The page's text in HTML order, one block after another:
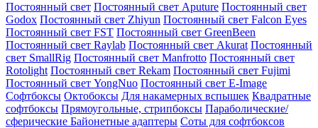
Постоянный свет Постоянный свет Aputure Постоянный свет
Godox Постоянный свет Zhiyun Постоянный свет Falcon Eyes
Постоянный свет FST Постоянный свет GreenBeen
Постоянный свет Raylab Постоянный свет Akurat Постоянный
свет SmallRig Постоянный свет Manfrotto Постоянный свет
Rotolight Постоянный свет Rekam Постоянный свет Fujimi
Постоянный свет YongNuo Постоянный свет E-Image
Софтбоксы Октобоксы Для накамерных вспышек Квадратные
софтбоксы Прямоугольные, стрипбоксы Параболические/
сферические Байонетныe адаптеры Соты для софтбоксов